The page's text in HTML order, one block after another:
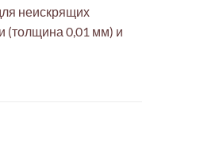
неискрящих
(толщина 0,01 мм) и